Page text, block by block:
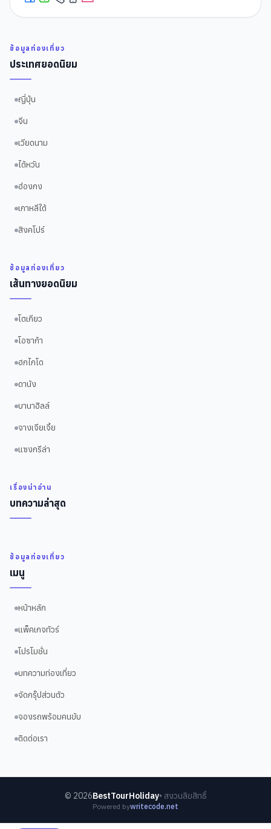
ข้อมูลท่องเที่ยว
ประเทศยอดนิยม
ญี่ปุ่น
จีน
เวียดนาม
ไต้หวัน
ฮ่องกง
เกาหลีใต้
สิงคโปร์
ข้อมูลท่องเที่ยว
เส้นทางยอดนิยม
โตเกียว
โอซาก้า
ฮกไกโด
ดานัง
บานาฮิลล์
จางเจียเจี้ย
แซงกรีล่า
เรื่องน่าอ่าน
บทความล่าสุด
ข้อมูลท่องเที่ยว
เมนู
หน้าหลัก
แพ็คเกจทัวร์
โปรโมชั่น
บทความท่องเที่ยว
จัดกรุ๊ปส่วนตัว
จองรถพร้อมคนขับ
ติดต่อเรา
© 2026BestTourHoliday• สงวนลิขสิทธิ์
Powered bywritecode.net